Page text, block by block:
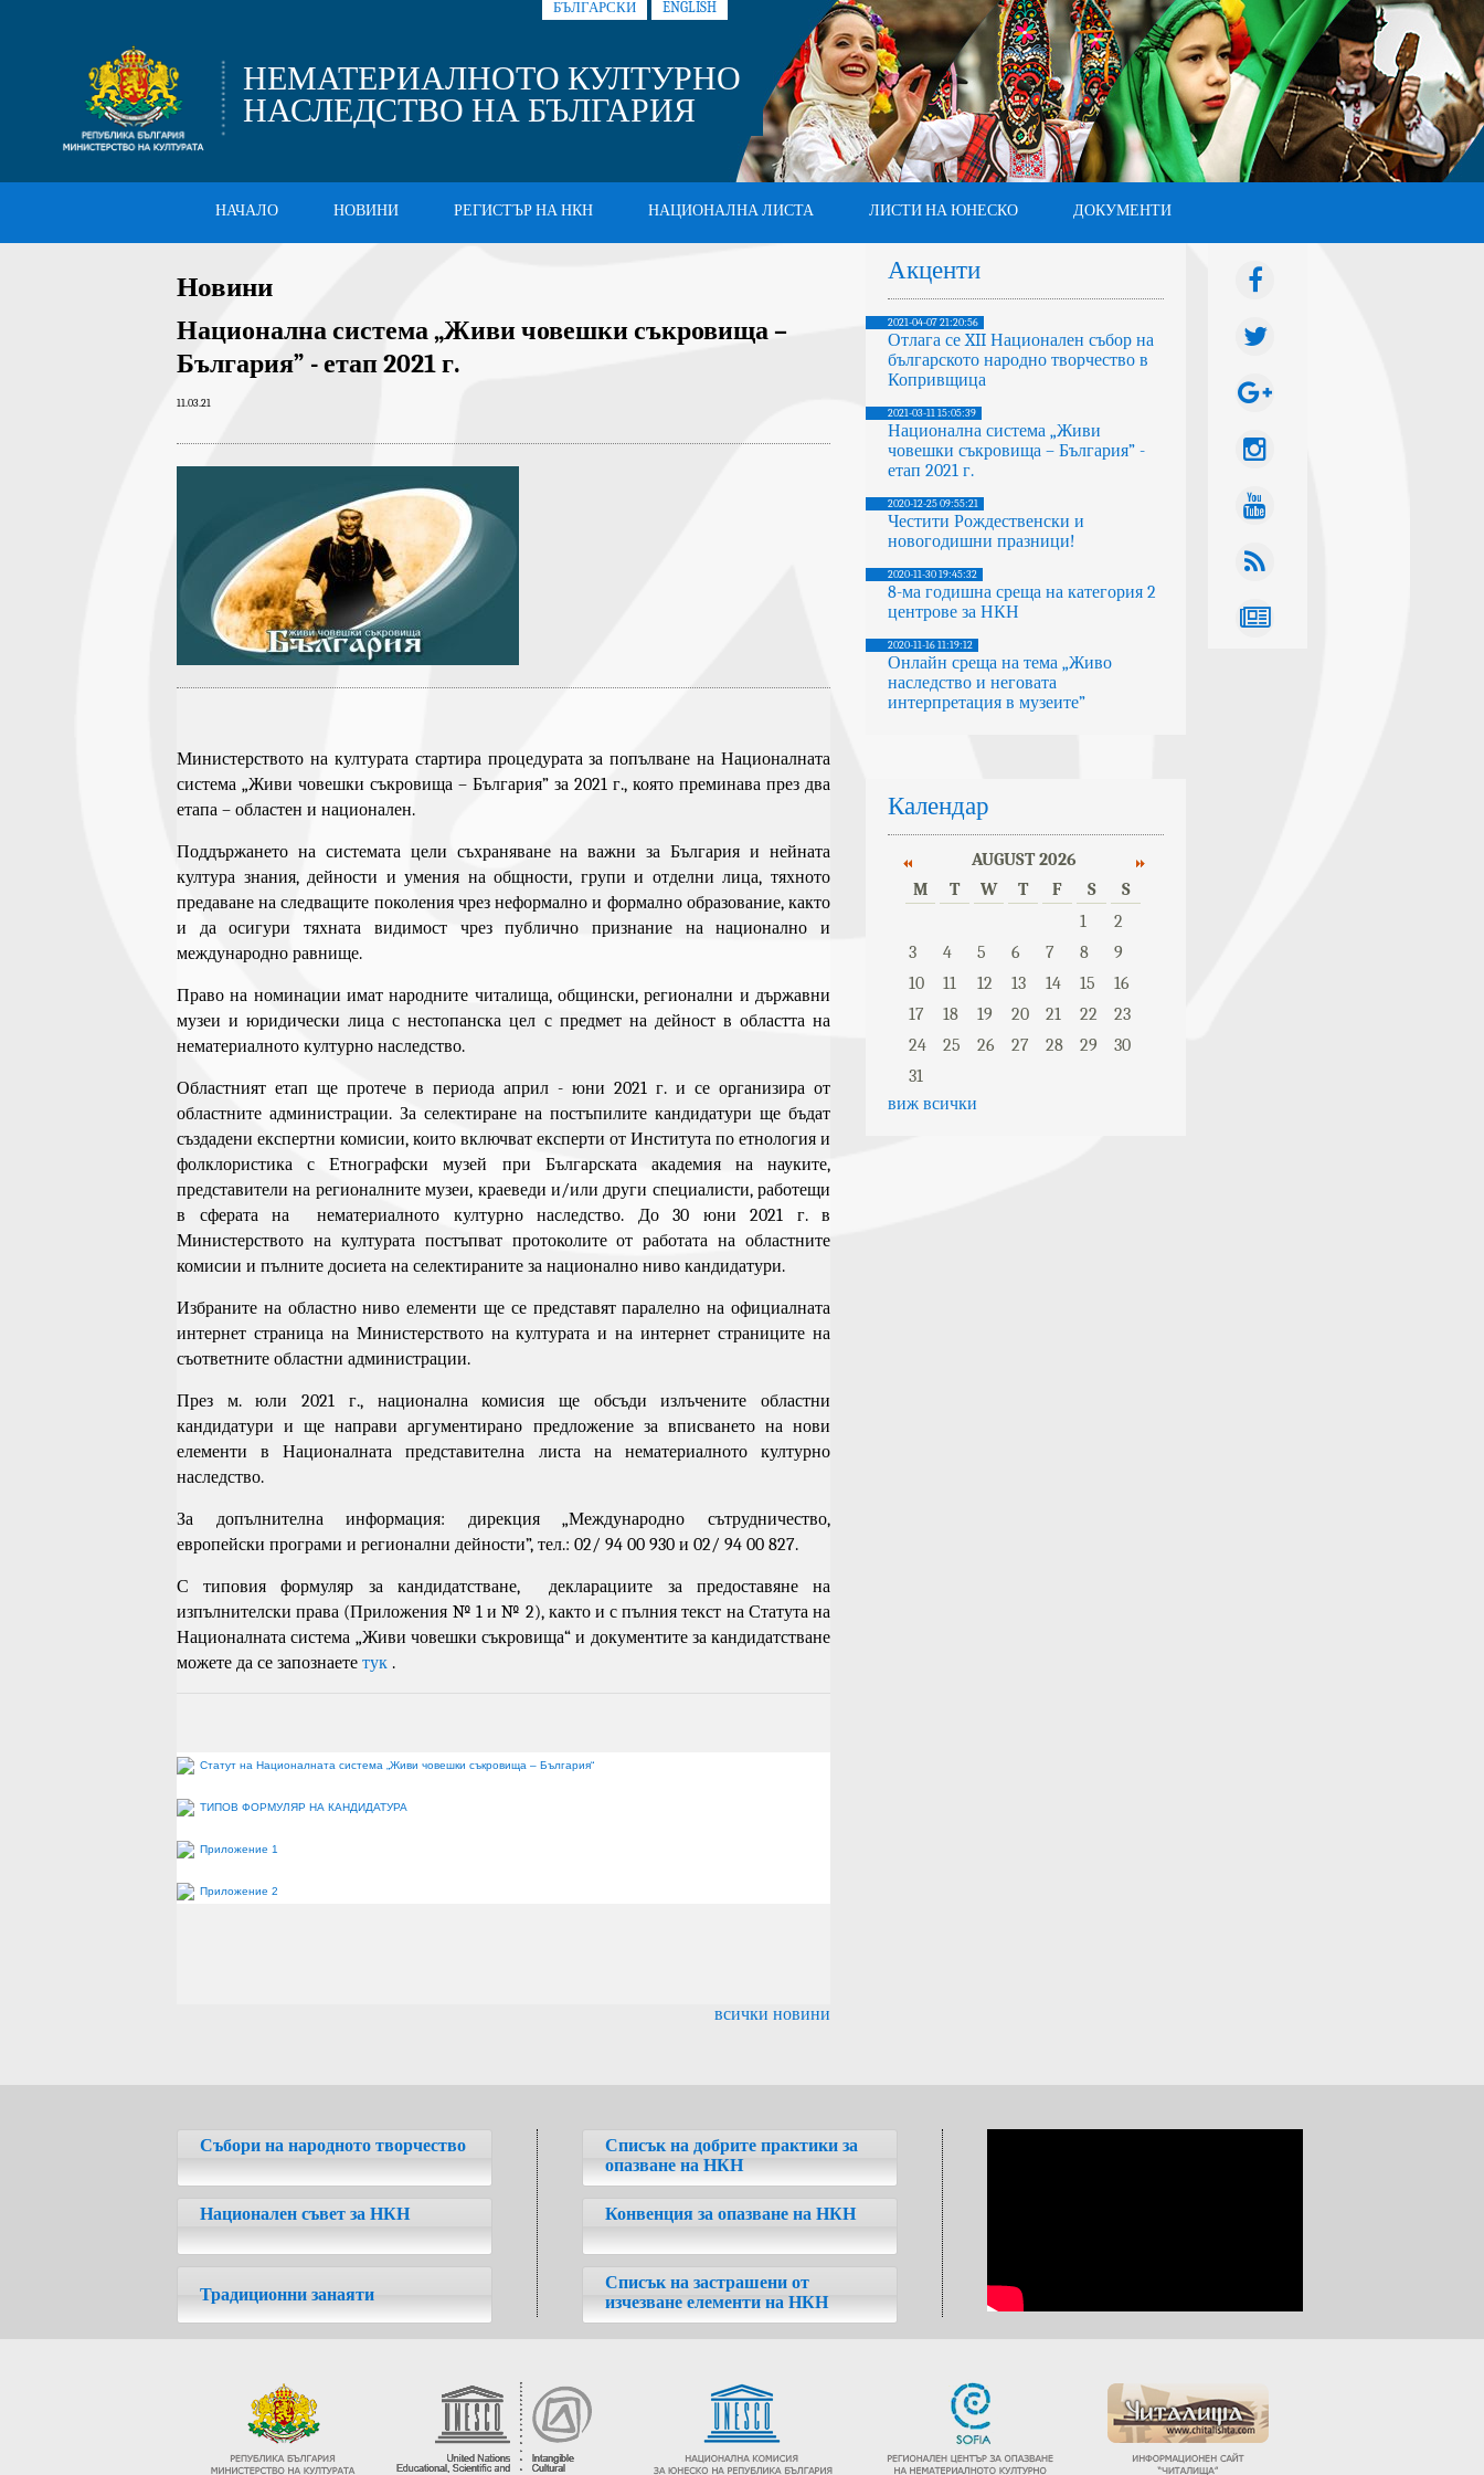
БЪЛГАРСКИ ENGLISH
НЕМАТЕРИАЛНОТО КУЛТУРНО
НАСЛЕДСТВО НА БЪЛГАРИЯ
НАЧАЛО НОВИНИ РЕГИСТЪР НА НКН НАЦИОНАЛНА ЛИСТА ЛИСТИ НА ЮНЕСКО ДОКУМЕНТИ
Акценти
2021-04-07 21:20:56
Отлага се XII Национален събор на
българското народно творчество в
Копривщица
2021-03-11 15:05:39
Национална система „Живи
човешки съкровища – България” -
етап 2021 г.
2020-12-25 09:55:21
Честити Рождественски и
новогодишни празници!
2020-11-30 19:45:32
8-ма годишна среща на категория 2
центрове за НКН
2020-11-16 11:19:12
Онлайн среща на тема „Живо
наследство и неговата
интерпретация в музеите”
Календар
AUGUST 2026
M
T W T F S
S
1
2
3
4 5 6 7 8
9
10
11 12 13 14 15
16
17
18 19 20 21 22
23
24
25 26 27 28 29
30
31
виж всички
Новини
Национална система „Живи човешки съкровища –
България” - етап 2021 г.
11.03.21
Министерството на културата стартира процедурата за попълване на Националната
система „Живи човешки съкровища – България” за 2021 г., която преминава през два
етапа – областен и национален.
Поддържането на системата цели съхраняване на важни за България и нейната
култура знания, дейности и умения на общности, групи и отделни лица, тяхното
предаване на следващите поколения чрез неформално и формално образование, както
и да осигури тяхната видимост чрез публично признание на национално и
международно равнище.
Право на номинации имат народните читалища, общински, регионални и държавни
музеи и юридически лица с нестопанска цел с предмет на дейност в областта на
нематериалното културно наследство.
Областният етап ще протече в периода април - юни 2021 г. и се организира от
областните администрации. За селектиране на постъпилите кандидатури ще бъдат
създадени експертни комисии, които включват експерти от Института по етнология и
фолклористика с Етнографски музей при Българската академия на науките,
представители на регионалните музеи, краеведи и/или други специалисти, работещи
в сферата на нематериалното културно наследство. До 30 юни 2021 г. в
Министерството на културата постъпват протоколите от работата на областните
комисии и пълните досиета на селектираните за национално ниво кандидатури.
Избраните на областно ниво елементи ще се представят паралелно на официалната
интернет страница на Министерството на културата и на интернет страниците на
съответните областни администрации.
През м. юли 2021 г., национална комисия ще обсъди излъчените областни
кандидатури и ще направи аргументирано предложение за вписването на нови
елементи в Националната представителна листа на нематериалното културно
наследство.
За допълнителна информация: дирекция „Международно сътрудничество,
европейски програми и регионални дейности”, тел.: 02/ 94 00 930 и 02/ 94 00 827.
С типовия формуляр за кандидатстване, декларациите за предоставяне на
изпълнителски права (Приложения № 1 и № 2), както и с пълния текст на Статута на
Националната система „Живи човешки съкровища“ и документите за кандидатстване
можете да се запознаете тук .
Статут на Националната система „Живи човешки съкровища – България“
ТИПОВ ФОРМУЛЯР НА КАНДИДАТУРА
Приложение 1
Приложение 2
всички новини
Събори на народното творчество
Национален съвет за НКН
Традиционни занаяти
Списък на добрите практики за
опазване на НКН
Конвенция за опазване на НКН
Списък на застрашени от
изчезване елементи на НКН